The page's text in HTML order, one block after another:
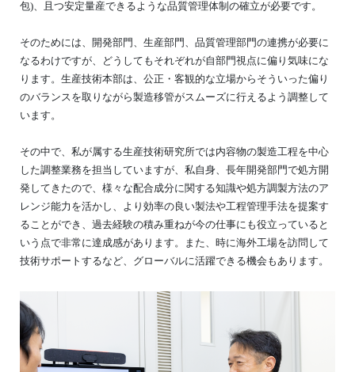
包)、且つ安定量産できるような品質管理体制の確立が必要です。
そのためには、開発部門、生産部門、品質管理部門の連携が必要に
なるわけですが、どうしてもそれぞれが自部門視点に偏り気味にな
ります。生産技術本部は、公正・客観的な立場からそういった偏り
のバランスを取りながら製造移管がスムーズに行えるよう調整して
います。
その中で、私が属する生産技術研究所では内容物の製造工程を中心
した調整業務を担当していますが、私自身、長年開発部門で処方開
発してきたので、様々な配合成分に関する知識や処方調製方法のア
レンジ能力を活かし、より効率の良い製法や工程管理手法を提案す
ることができ、過去経験の積み重ねが今の仕事にも役立っていると
いう点で非常に達成感があります。また、時に海外工場を訪問して
技術サポートするなど、グローバルに活躍できる機会もあります。